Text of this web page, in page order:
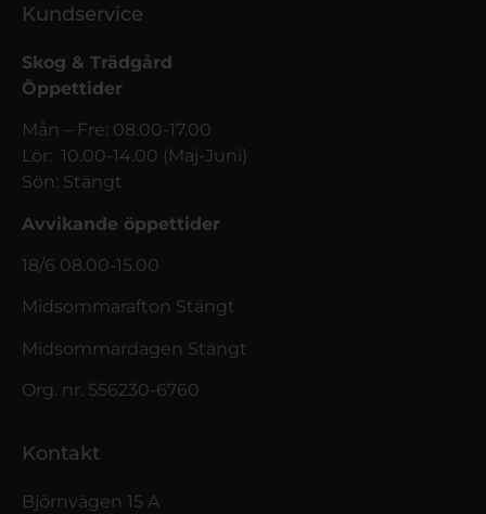
Kundservice
Skog & Trädgård
Öppettider
Mån – Fre: 08.00-17.00
Lör: 10.00-14.00 (Maj-Juni)
Sön: Stängt
Avvikande öppettider
18/6 08.00-15.00
Midsommarafton Stängt
Midsommardagen Stängt
Org. nr. 556230-6760
Kontakt
Björnvägen 15 A